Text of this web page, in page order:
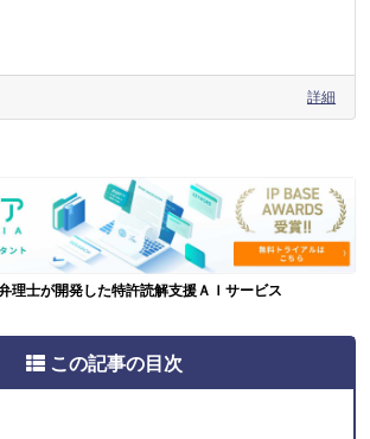
詳細
弁理士が開発した特許読解支援ＡＩサービス
この記事の目次